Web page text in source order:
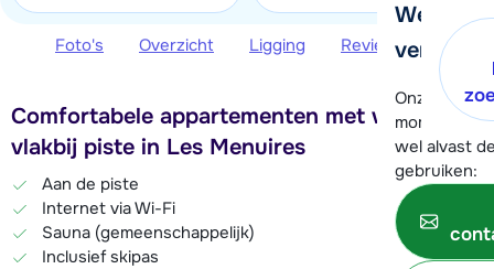
We
verder!
Onze
moment
wel alvast
gebruiken:
Foto's Overzicht Ligging Reviews
Comfortabele appartementen met wellness
vlakbij piste in Les Menuires
Aan de piste
Internet via Wi-Fi
Sauna (gemeenschappelijk)
Inclusief skipas